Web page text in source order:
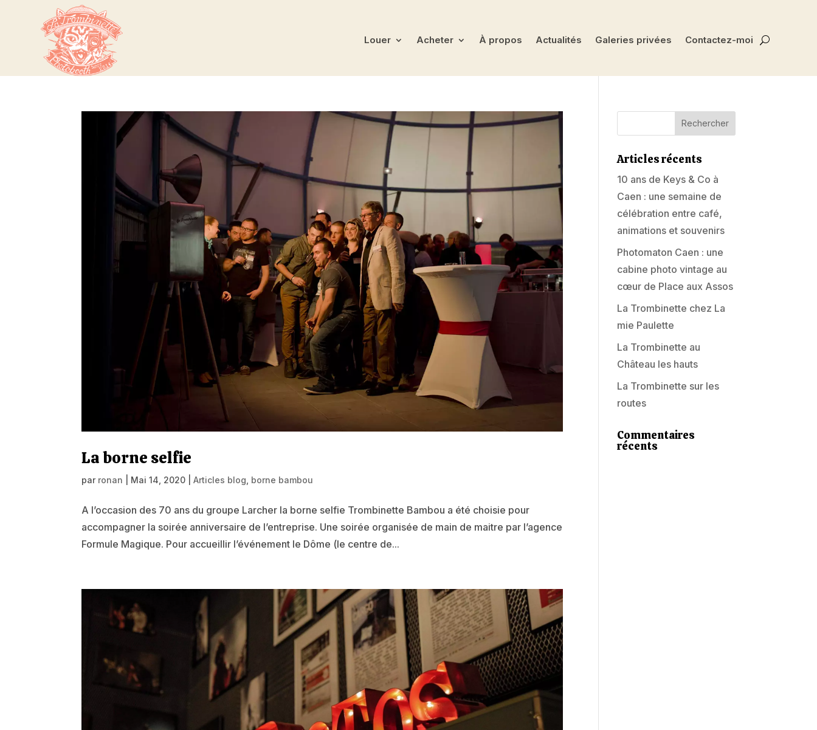
Louer Acheter À propos Actualités Galeries privées Contactez-moi
La borne selfie
par ronan Mai 14, 2020 |Articles blog borne bambou
A l’occasion des 70 ans du groupe Larcher la borne selfie Trombinette Bambou a été choisie pour
accompagner la soirée anniversaire de l’entreprise. Une soirée organisée de main de maitre par l’agence
Formule Magique. Pour accueillir l’événement le Dôme (le centre de...
Articles récents
10 ans de Keys & Co à
Caen : une semaine de
célébration entre café,
animations et souvenirs
Photomaton Caen : une
cabine photo vintage au
cœur de Place aux Assos
La Trombinette chez La
mie Paulette
La Trombinette au
Château les hauts
La Trombinette sur les
routes
Commentaires
récents